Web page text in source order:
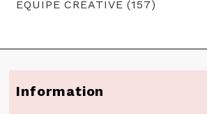
EQUIPE CRÉATIVE (157)
Information